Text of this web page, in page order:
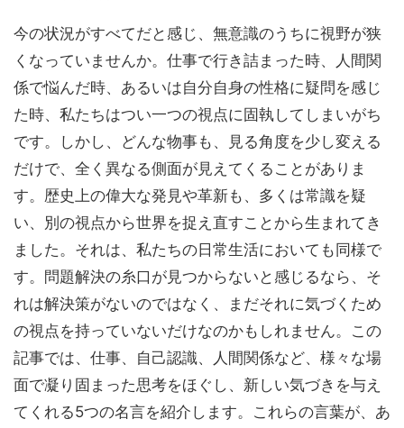
今の状況がすべてだと感じ、無意識のうちに視野が狭
くなっていませんか。仕事で行き詰まった時、人間関
係で悩んだ時、あるいは自分自身の性格に疑問を感じ
た時、私たちはつい一つの視点に固執してしまいがち
です。しかし、どんな物事も、見る角度を少し変える
だけで、全く異なる側面が見えてくることがありま
す。歴史上の偉大な発見や革新も、多くは常識を疑
い、別の視点から世界を捉え直すことから生まれてき
ました。それは、私たちの日常生活においても同様で
す。問題解決の糸口が見つからないと感じるなら、そ
れは解決策がないのではなく、まだそれに気づくため
の視点を持っていないだけなのかもしれません。この
記事では、仕事、自己認識、人間関係など、様々な場
面で凝り固まった思考をほぐし、新しい気づきを与え
てくれる5つの名言を紹介します。これらの言葉が、あ